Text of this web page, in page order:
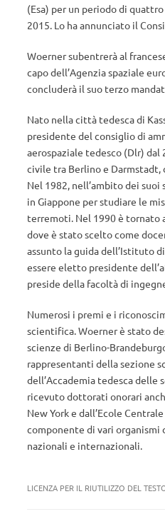
(Esa) per un periodo di
2015. Lo ha annunciato il
Woerner subentrerà al
capo dell’Agenzia spaziale
concluderà il suo terzo
Nato nella città tedesca di
presidente del consiglio di
aerospaziale tedesco (Dlr)
civile tra Berlino e Darmstadt,
Nel 1982, nell’ambito dei suoi
in Giappone per studiare le
terremoti. Nel 1990 è tornato
dove è stato scelto come
assunto la guida dell’Istituto
essere eletto presidente
preside della facoltà di
Numerosi i premi e i
scientifica. Woerner è stato
scienze di Berlino-
rappresentanti della sezione
dell’Accademia tedesca delle
ricevuto dottorati onorari
New York e dall’Ecole
componente di vari organismi
nazionali e internazionali.
LICENZA PER IL RIUTILIZZO DEL